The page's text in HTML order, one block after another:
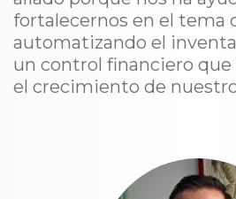
fortalecernos en el tema
automatizando el
un control financiero
el crecimiento de